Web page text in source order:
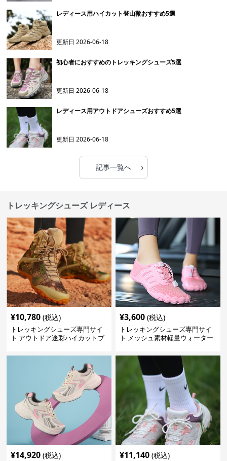
レディース用ハイカット登山靴おすすめ5選
更新日2026-06-18
初心者におすすめのトレッキングシューズ5選
更新日2026-06-18
レディース用アウトドアシューズおすすめ5選
更新日2026-06-18
記事一覧へ ›
トレッキングシューズ レディース
¥10,780 (税込)
トレッキングシューズ専門サイ
ト アウトドア迷彩ハイカットブ
¥3,600 (税込)
トレッキングシューズ専門サイ
ト メッシュ素材軽量ウォーター
¥14,920 (税込) ¥11,140 (税込)